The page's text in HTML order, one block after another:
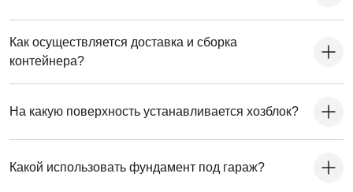
Как осуществляется доставка и сборка
контейнера?
На какую поверхность устанавливается хозблок?
Какой использовать фундамент под гараж?